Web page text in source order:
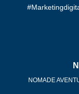
NOMADE